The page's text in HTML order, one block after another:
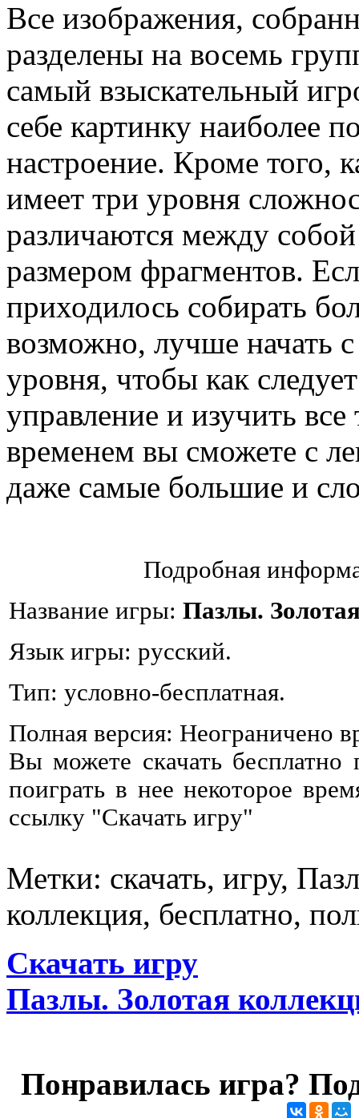
Все изображения,
разделены на восемь
самый взыскательный
себе картинку наиболее
настроение. Кроме того,
имеет три уровня
различаются между
размером фрагментов.
приходилось собирать
возможно, лучше начать
уровня, чтобы как
управление и изучить
временем вы сможете с
даже самые большие и
Подробная
Название игры: Пазлы.
Язык игры: русский.
Тип: условно-бесплатная.
Полная версия: Неограничено
Вы можете скачать
поиграть в нее некоторое
ссылку "Скачать игру"
Метки: скачать, игру,
коллекция, бесплатно,
Скачать игру
Пазлы. Золотая
Понравилась игра?